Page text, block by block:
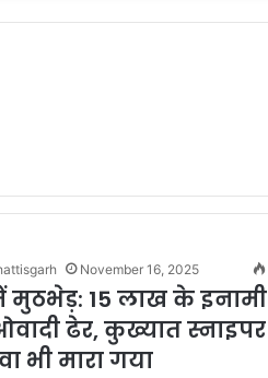
November 16, 2025
15 लाख के इनामी
ढेर, कुख्यात स्नाइपर
भी मारा गया